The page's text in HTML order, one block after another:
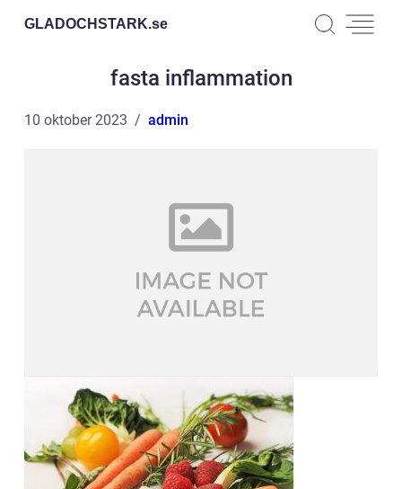
GLADOCHSTARK.se
fasta inflammation
10 oktober 2023 admin